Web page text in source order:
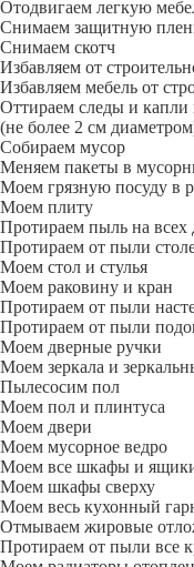
Отодвигаем легкую
Снимаем защитную
Снимаем скотч
Избавляем от
Избавляем мебель от
Оттираем следы и капли
(не более 2 см
Собираем мусор
Меняем пакеты в
Моем грязную посуду в
Моем плиту
Протираем пыль на всех
Протираем от пыли
Моем стол и стулья
Моем раковину и кран
Протираем от пыли
Протираем от пыли
Моем дверные ручки
Моем зеркала и
Пылесосим пол
Моем пол и плинтуса
Моем двери
Моем мусорное ведро
Моем все шкафы и
Моем шкафы сверху
Моем весь кухонный
Отмываем жировые
Протираем от пыли все